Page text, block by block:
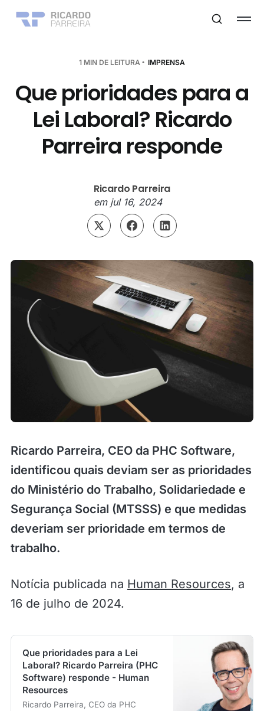
1 MIN DE LEITURA IMPRENSA
Que prioridades para a
Lei Laboral? Ricardo
Parreira responde
Ricardo Parreira
em jul 16, 2024
Ricardo Parreira, CEO da PHC Software,
identificou quais deviam ser as prioridades
do Ministério do Trabalho, Solidariedade e
Segurança Social (MTSSS) e que medidas
deveriam ser prioridade em termos de
trabalho.
Notícia publicada na Human Resources, a
16 de julho de 2024.
Que prioridades para a Lei
Laboral? Ricardo Parreira (PHC
Software) responde - Human
Resources
Ricardo Parreira, CEO da PHC